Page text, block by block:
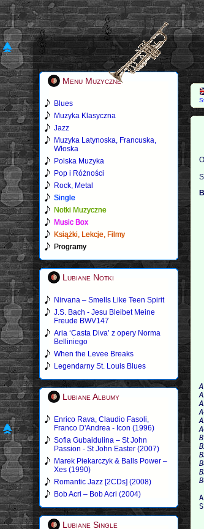
Menu Muzyczne
Blues
Muzyka Klasyczna
Jazz
Muzyka Latynoska, Francuska,
Włoska
Polska Muzyka
Pop i Różności
Rock, Metal
Single
Notki Muzyczne
Music Box
Książki, Lekcje, Filmy
Programy
Lubiane Notki
Nirvana – Smells Like Teen Spirit
J.S. Bach - Jesu Bleibet Meine
Freude BWV147
Aria ‘Casta Diva’ z opery Norma
Belliniego
When the Levee Breaks
Legendarny St. Louis Blues
Lubiane Albumy
Enrico Rava, Claudio Fasoli,
Franco D'Andrea - Icon (1996)
Sofia Gubaidulina – St John
Passion - St John Easter (2007)
Marek Piekarczyk & Balls Power –
Xes (1990)
Romantic Jazz [2CDs] (2008)
Bob Acri – Bob Acri (2004)
Lubiane Single
A1 	Don't Play
A2
A3 	On
A4 	Show
A5 	Here
A6 	First
B1
B2
B3 	Young
B4 	The Hermit
B5 	I